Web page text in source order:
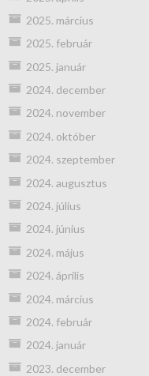
2025. március
2025. február
2025. január
2024. december
2024. november
2024. október
2024. szeptember
2024. augusztus
2024. július
2024. június
2024. május
2024. április
2024. március
2024. február
2024. január
2023. december